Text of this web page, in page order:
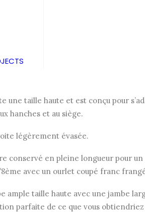
a une silhouette audacieuse et
une taille haute et est conçu pour
hanches et au siège.
légèrement évasée.
conservé en pleine longueur pour un
avec un ourlet coupé franc
ample taille haute avec une jambe
parfaite de ce que vous obtiendriez